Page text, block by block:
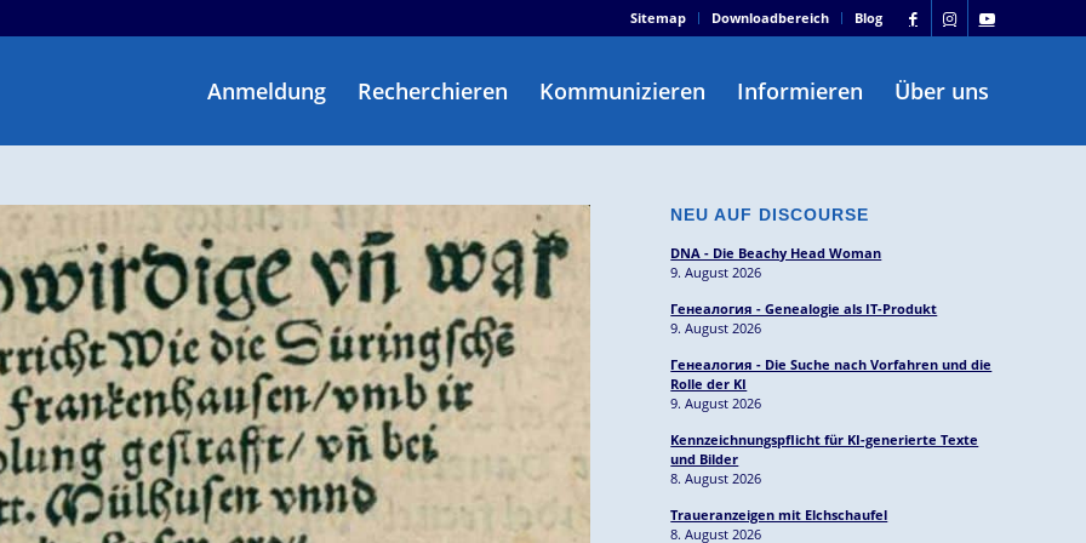
Sitemap Downloadbereich Blog
Anmeldung Recherchieren Kommunizieren Informieren Über uns
NEU AUF DISCOURSE
DNA - Die Beachy Head Woman
9. August 2026
Генеалогия - Genealogie als IT-Produkt
9. August 2026
Генеалогия - Die Suche nach Vorfahren und die
Rolle der KI
9. August 2026
Kennzeichnungspflicht für KI-generierte Texte
und Bilder
8. August 2026
Traueranzeigen mit Elchschaufel
8. August 2026